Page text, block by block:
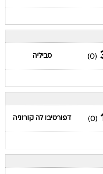
(0) סביליה
(0) דפורטיבו לה קורוניה